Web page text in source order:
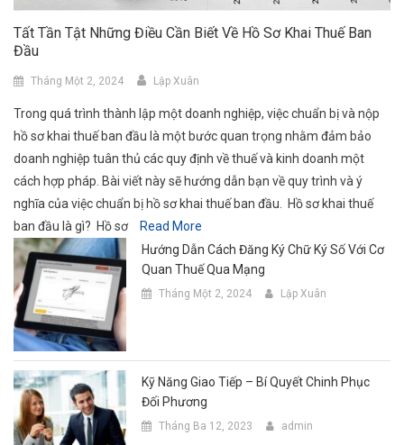
Tất Tần Tật Những Điều Cần Biết Về Hồ Sơ Khai Thuế Ban
Đầu
Tháng Một 2, 2024 Lập Xuân
Trong quá trình thành lập một doanh nghiệp, việc chuẩn bị và nộp
hồ sơ khai thuế ban đầu là một bước quan trọng nhằm đảm bảo
doanh nghiệp tuân thủ các quy định về thuế và kinh doanh một
cách hợp pháp. Bài viết này sẽ hướng dẫn bạn về quy trình và ý
nghĩa của việc chuẩn bị hồ sơ khai thuế ban đầu. Hồ sơ khai thuế
ban đầu là gì? Hồ sơ
Read More
Hướng Dẫn Cách Đăng Ký Chữ Ký Số Với Cơ
Quan Thuế Qua Mạng
Tháng Một 2, 2024 Lập Xuân
Kỹ Năng Giao Tiếp – Bí Quyết Chinh Phục
Đối Phương
Tháng Ba 12, 2023 admin